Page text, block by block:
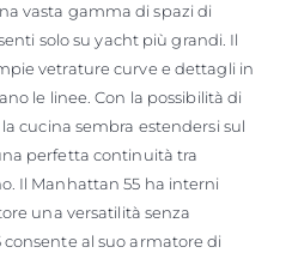
vasta gamma di spazi di
solo su yacht più grandi. Il
vetrature curve e dettagli in
le linee. Con la possibilità di
cucina sembra estendersi sul
perfetta continuità tra
Il Manhattan 55 ha interni
una versatilità senza
al suo armatore di